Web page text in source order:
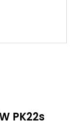
PK22s